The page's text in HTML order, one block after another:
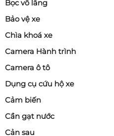
Bọc vô lăng
Bảo vệ xe
Chìa khoá xe
Camera Hành trình
Camera ô tô
Dụng cụ cứu hộ xe
Cảm biến
Cần gạt nước
Cản sau